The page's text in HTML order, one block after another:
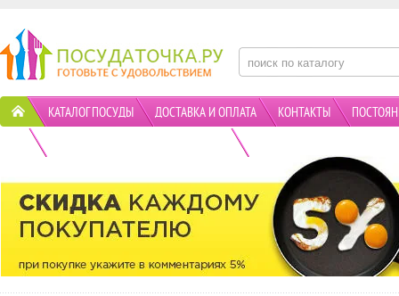
КАТАЛОГ ПОСУДЫ ДОСТАВКА И ОПЛАТА КОНТАКТЫ